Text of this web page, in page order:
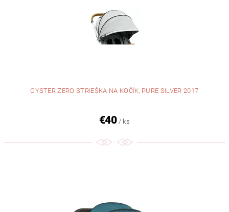
OYSTER ZERO STRIEŠKA NA KOČÍK, PURE SILVER 2017
€40 / ks